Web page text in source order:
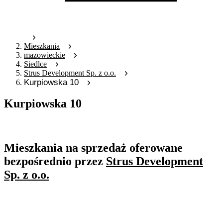
Mieszkania
mazowieckie
Siedlce
Strus Development Sp. z o.o.
Kurpiowska 10
Kurpiowska 10
Mieszkania na sprzedaż oferowane
bezpośrednio przez Strus Development
Sp. z o.o.